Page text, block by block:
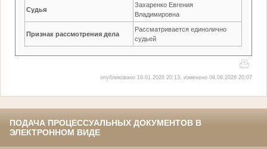
Судья
Захаренко Евгения
Владимировна
Признак рассмотрения дела
Рассматривается единолично
судьей
опубликовано 19.01.2026 20:13, изменено 04.08.2026 20:07
ПОДАЧА ПРОЦЕССУАЛЬНЫХ ДОКУМЕНТОВ В
ЭЛЕКТРОННОМ ВИДЕ